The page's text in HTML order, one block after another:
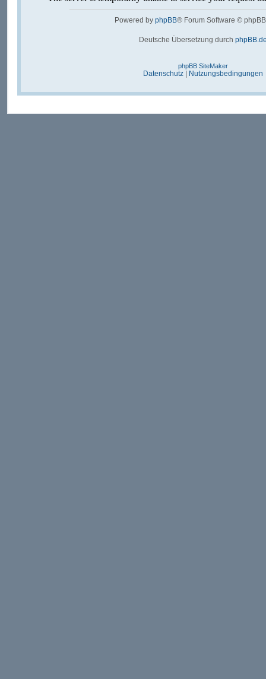
Powered by phpBB® Forum Software ©
Deutsche Übersetzung durch
phpBB SiteMaker
Datenschutz| Nutzungsbedingungen